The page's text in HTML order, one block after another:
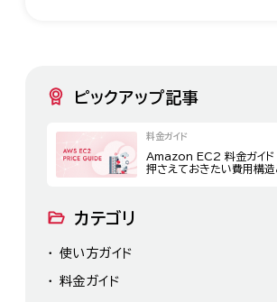
ピックアップ記事
料金ガイド
Amazon EC2 料金ガイド
押さえておきたい費用構造
カテゴリ
使い方ガイド
料金ガイド